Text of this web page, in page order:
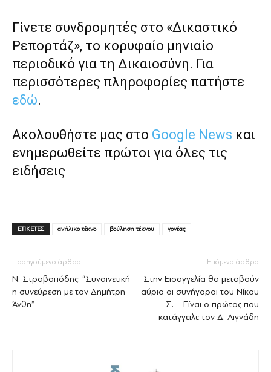
Γίνετε συνδρομητές στο «Δικαστικό
Ρεπορτάζ», το κορυφαίο μηνιαίο
περιοδικό για τη Δικαιοσύνη. Για
περισσότερες πληροφορίες πατήστε
εδώ.
Ακολουθήστε μας στο Google News και
ενημερωθείτε πρώτοι για όλες τις
ειδήσεις
ΕΤΙΚΕΤΕΣ ανήλικο τέκνο βούληση τέκνου γονέας
Προηγούμενο άρθρο
Ν. Στραβοπόδης: “Συναινετική
η συνεύρεση με τον Δημήτρη
Άνθη”
Επόμενο άρθρο
Στην Εισαγγελία θα μεταβούν
αύριο οι συνήγοροι του Νίκου
Σ. – Είναι ο πρώτος που
κατάγγειλε τον Δ. Λιγνάδη